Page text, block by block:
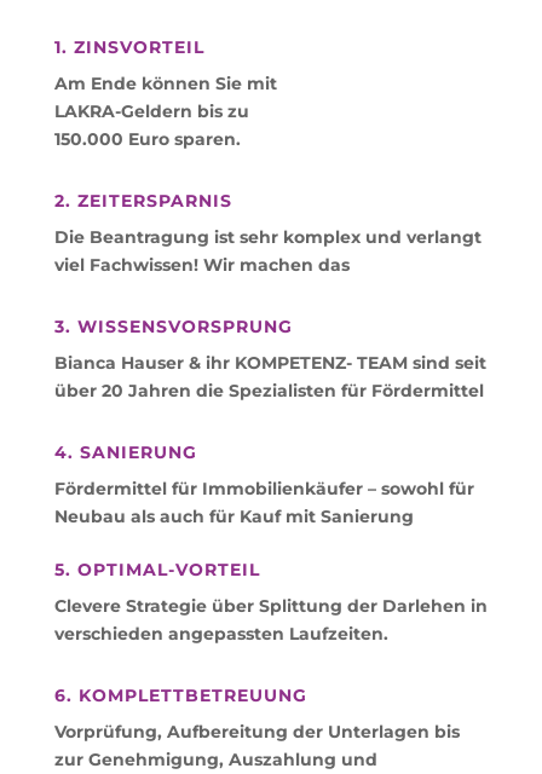
1. ZINSVORTEIL
Am Ende können Sie mit
LAKRA-Geldern bis zu
150.000 Euro sparen.
2. ZEITERSPARNIS
Die Beantragung ist sehr komplex und verlangt
viel Fachwissen! Wir machen das
3. WISSENSVORSPRUNG
Bianca Hauser & ihr KOMPETENZ- TEAM sind seit
über 20 Jahren die Spezialisten für Fördermittel
4. SANIERUNG
Fördermittel für Immobilienkäufer – sowohl für
Neubau als auch für Kauf mit Sanierung
5. OPTIMAL-VORTEIL
Clevere Strategie über Splittung der Darlehen in
verschieden angepassten Laufzeiten.
6. KOMPLETTBETREUUNG
Vorprüfung, Aufbereitung der Unterlagen bis
zur Genehmigung, Auszahlung und